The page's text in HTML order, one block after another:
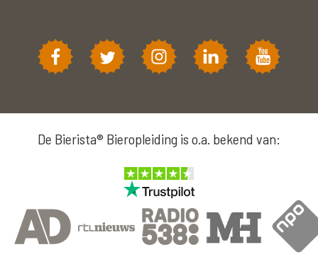
De Bierista® Bieropleiding is o.a. bekend van: